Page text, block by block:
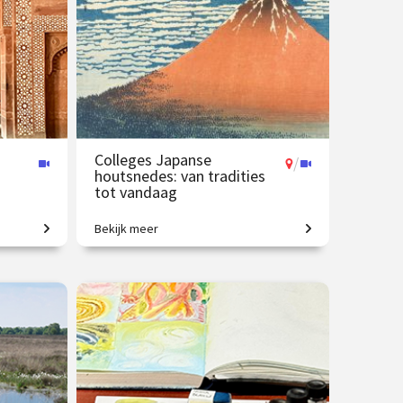
Op locatie
Colleges Japanse
houtsnedes: van tradities
tot vandaag
/
Eeuwenoude kunstvorm en
vakmanschap.
€ 145.00
/ Op locatie of online
Bekijk meer